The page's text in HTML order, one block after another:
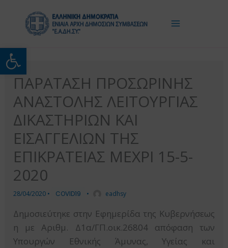
Ανοίξτε τη γραμμή
περιεχόμενο
ΠΑΡΑΤΑΣΗ ΠΡΟΣΩΡΙΝΗΣ
ΑΝΑΣΤΟΛΗΣ ΛΕΙΤΟΥΡΓΙΑΣ
ΔΙΚΑΣΤΗΡΙΩΝ ΚΑΙ
ΕΙΣΑΓΓΕΛΙΩΝ ΤΗΣ
ΕΠΙΚΡΑΤΕΙΑΣ ΜΕΧΡΙ 15-5-
2020
28/04/2020 • COVID19 • eadhsy
Δημοσιεύτηκε στην Εφημερίδα της Κυβερνήσεως
η με Αριθμ. Δ1α/ΓΠ.οικ.26804 απόφαση των
Υπουργών Εθνικής Άμυνας, Υγείας και